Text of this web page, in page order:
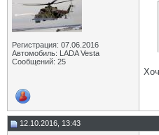
Регистрация: 07.06.2016
Автомобиль: LADA Vesta
Сообщений: 25
12.10.2016, 13:43